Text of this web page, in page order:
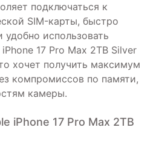
подключаться к
SIM-карты, быстро
использовать
17 Pro Max 2TB Silver
хочет получить максимум
компромиссов по памяти,
камеры.
iPhone 17 Pro Max 2TB